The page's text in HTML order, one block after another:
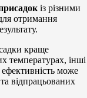
із різними
отримання
краще
температурах, інші
може
відпрацьованих